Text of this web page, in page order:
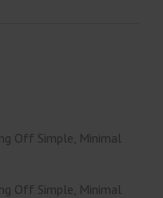
Off Simple, Minimal
Off Simple, Minimal